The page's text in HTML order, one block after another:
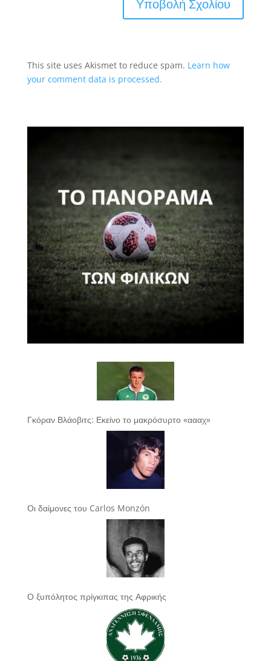
This site uses Akismet to reduce spam. Learn how
your comment data is processed.
Γκόραν Βλάοβιτς: Εκείνο το μακρόσυρτο «αααχ»
Οι δαίμονες του Carlos Monzón
Ο ξυπόλητος πρίγκιπας της Αφρικής